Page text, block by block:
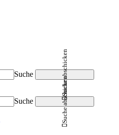
Suche
Suche abschicken
Suche
Suche abschicken